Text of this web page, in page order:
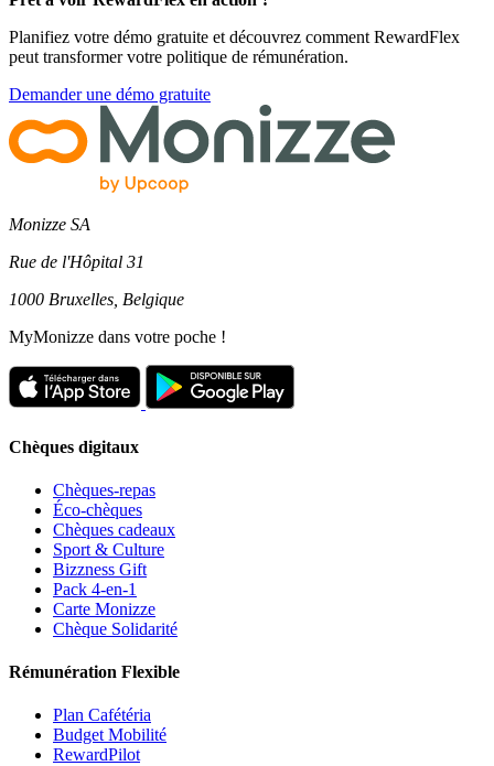
Planifiez votre démo gratuite et découvrez comment RewardFlex
peut transformer votre politique de rémunération.
Demander une démo gratuite
Monizze SA
Rue de l'Hôpital 31
1000 Bruxelles, Belgique
MyMonizze dans votre poche !
Chèques digitaux
Chèques-repas
Éco-chèques
Chèques cadeaux
Sport & Culture
Bizzness Gift
Pack 4-en-1
Carte Monizze
Chèque Solidarité
Rémunération Flexible
Plan Cafétéria
Budget Mobilité
RewardPilot